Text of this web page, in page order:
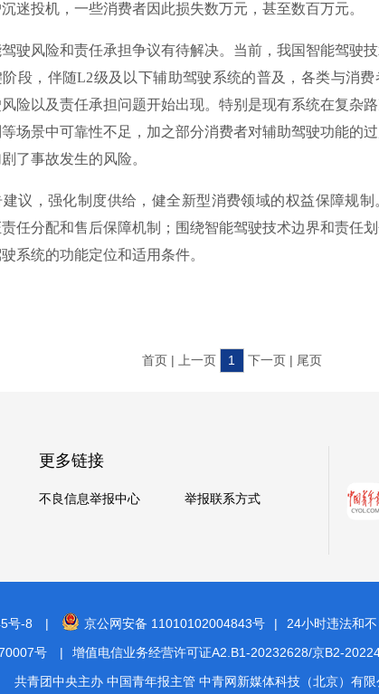
迷投机，一些消费者因此损失数万元，甚至数百万元。
风险和责任承担争议有待解决。当前，我国智能驾驶技
段，伴随L2级及以下辅助驾驶系统的普及，各类与消
险以及责任承担问题开始出现。特别是现有系统在复杂
场景中可靠性不足，加之部分消费者对辅助驾驶功能的
了事故发生的风险。
，强化制度供给，健全新型消费领域的权益保障规制
任分配和售后保障机制；围绕智能驾驶技术边界和责任
系统的功能定位和适用条件。
首页 | 上一页 1 下一页 | 尾页
更多链接
不良信息举报中心 举报联系方式
号-8 | 京公网安备 11010102004843号 |
24小时违法和
号
| 增值电信业务经营许可证A2.B1-20232628/京B2-
共青团中央主办 中国青年报主管 中青网新媒体科技（北京）有